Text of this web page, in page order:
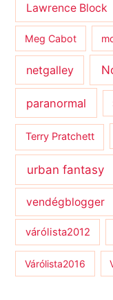
Lawrence Block
Meg Cabot
netgalley
paranormal
Terry Pratchett
urban fantasy
vendégblogger
várólista2012
Várólista2016